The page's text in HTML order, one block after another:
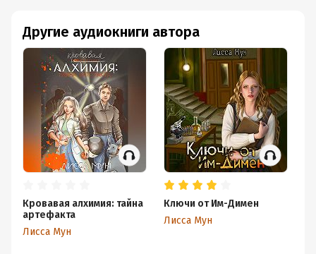
Другие аудиокниги автора
Кровавая алхимия: тайна
артефакта
Лисса Мун
Ключи от Им-Димен
Лисса Мун